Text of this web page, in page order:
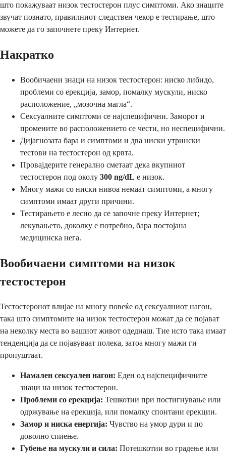
што покажуваат низок тестостерон плус симптоми. Ако знаците
звучат познато, правилниот следствен чекор е тестирање, што
можете да го започнете преку Интернет.
Накратко
Вообичаени знаци на низок тестостерон: ниско либидо,
проблеми со ерекција, замор, помалку мускули, ниско
расположение, „мозочна магла“.
Сексуалните симптоми се најспецифични. Заморот и
промените во расположението се чести, но неспецифични.
Дијагнозата бара и симптоми и два ниски утрински
тестови на тестостерон од крвта.
Провајдерите генерално сметаат дека вкупниот
тестостерон под околу 300 ng/dL е низок.
Многу мажи со ниски нивоа немаат симптоми, а многу
симптоми имаат други причини.
Тестирањето е лесно да се започне преку Интернет;
лекувањето, доколку е потребно, бара постојана
медицинска нега.
Вообичаени симптоми на низок
тестостерон
Тестостеронот влијае на многу повеќе од сексуалниот нагон,
така што симптомите на низок тестостерон можат да се појават
на неколку места во вашиот живот одеднаш. Тие исто така имаат
тенденција да се појавуваат полека, затоа многу мажи ги
пропуштаат.
Намален сексуален нагон: Еден од најспецифичните
знаци на низок тестостерон.
Проблеми со ерекција: Тешкотии при постигнување или
одржување на ерекција, или помалку спонтани ерекции.
Замор и ниска енергија: Чувство на умор дури и по
доволно спиење.
Губење на мускули и сила: Потешкотии во градење или